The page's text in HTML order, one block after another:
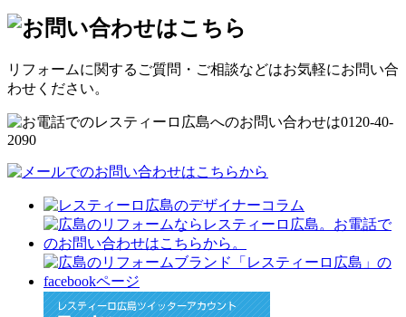
リフォームに関するご質問・ご相談などはお気軽にお問い合
わせください。